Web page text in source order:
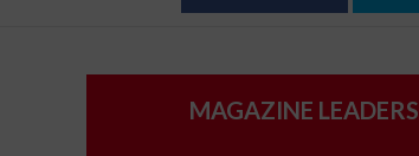
MAGAZINE LEADERS